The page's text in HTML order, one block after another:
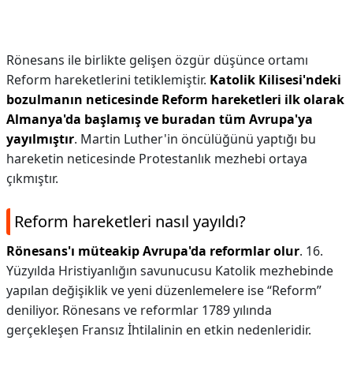
Rönesans ile birlikte gelişen özgür düşünce ortamı
Reform hareketlerini tetiklemiştir. Katolik Kilisesi'ndeki
bozulmanın neticesinde Reform hareketleri ilk olarak
Almanya'da başlamış ve buradan tüm Avrupa'ya
yayılmıştır. Martin Luther'in öncülüğünü yaptığı bu
hareketin neticesinde Protestanlık mezhebi ortaya
çıkmıştır.
Reform hareketleri nasıl yayıldı?
Rönesans'ı müteakip Avrupa'da reformlar olur. 16.
Yüzyılda Hristiyanlığın savunucusu Katolik mezhebinde
yapılan değişiklik ve yeni düzenlemelere ise “Reform”
deniliyor. Rönesans ve reformlar 1789 yılında
gerçekleşen Fransız İhtilalinin en etkin nedenleridir.